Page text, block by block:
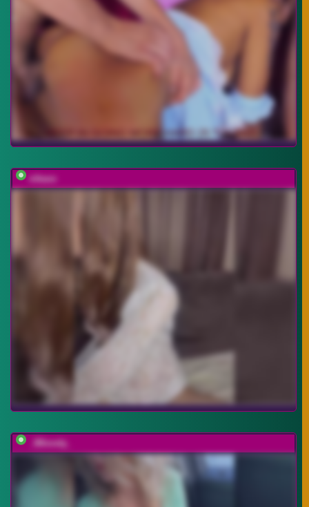
nikaxx
_IBlondy_